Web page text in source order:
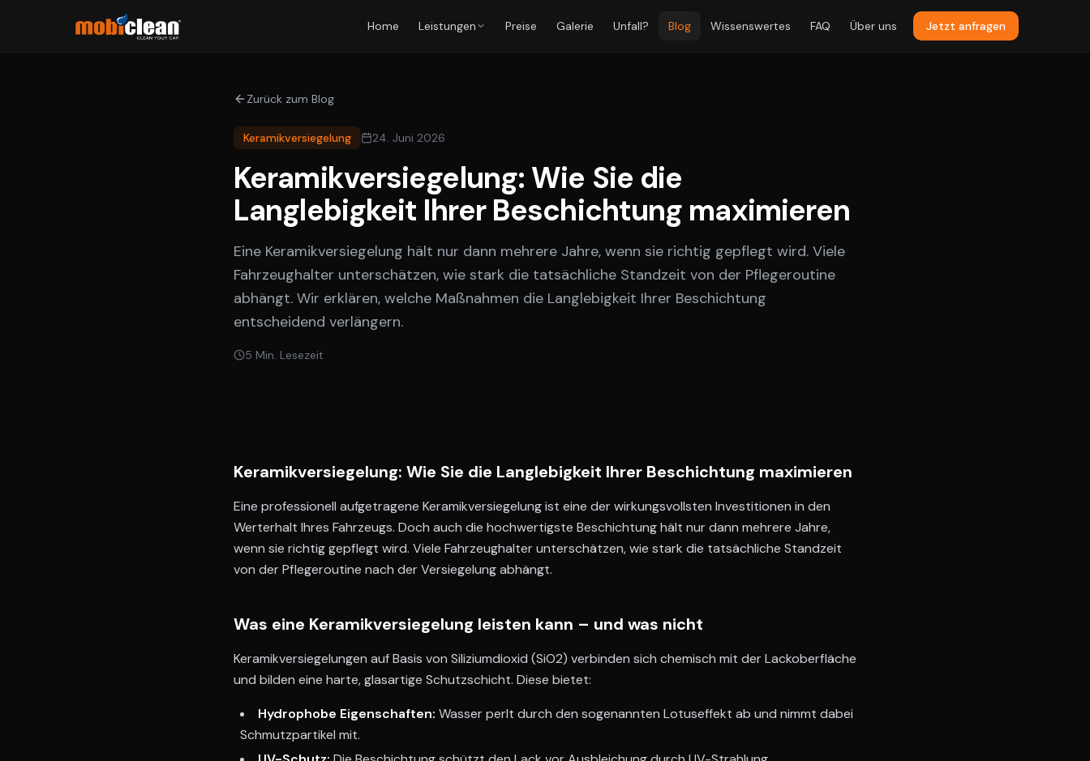
Home Leistungen Preise Galerie Unfall? Blog Wissenswertes FAQ Über uns Jetzt anfragen
Zurück zum Blog
Keramikversiegelung 24. Juni 2026
Keramikversiegelung: Wie Sie die
Langlebigkeit Ihrer Beschichtung maximieren
Eine Keramikversiegelung hält nur dann mehrere Jahre, wenn sie richtig gepflegt wird. Viele
Fahrzeughalter unterschätzen, wie stark die tatsächliche Standzeit von der Pflegeroutine
abhängt. Wir erklären, welche Maßnahmen die Langlebigkeit Ihrer Beschichtung
entscheidend verlängern.
5 Min. Lesezeit
Keramikversiegelung: Wie Sie die Langlebigkeit Ihrer Beschichtung maximieren
Eine professionell aufgetragene Keramikversiegelung ist eine der wirkungsvollsten Investitionen in den
Werterhalt Ihres Fahrzeugs. Doch auch die hochwertigste Beschichtung hält nur dann mehrere Jahre,
wenn sie richtig gepflegt wird. Viele Fahrzeughalter unterschätzen, wie stark die tatsächliche Standzeit
von der Pflegeroutine nach der Versiegelung abhängt.
Was eine Keramikversiegelung leisten kann – und was nicht
Keramikversiegelungen auf Basis von Siliziumdioxid (SiO2) verbinden sich chemisch mit der Lackoberfläche
und bilden eine harte, glasartige Schutzschicht. Diese bietet:
Hydrophobe Eigenschaften: Wasser perlt durch den sogenannten Lotuseffekt ab und nimmt dabei
Schmutzpartikel mit.